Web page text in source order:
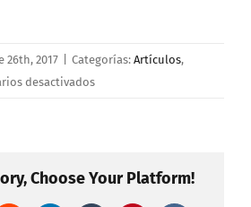
26th, 2017 Categorías: Artículos,
desactivadosen
en
Choose Your Platform!